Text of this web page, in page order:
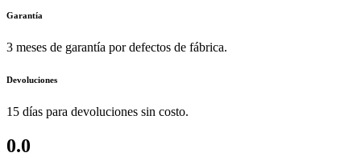
Garantía
3 meses de garantía por defectos de fábrica.
Devoluciones
15 días para devoluciones sin costo.
0.0